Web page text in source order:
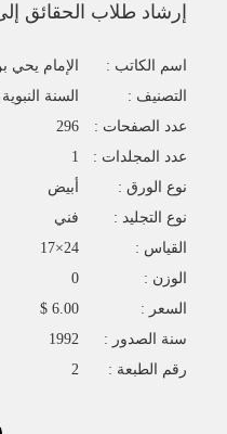
إرشاد طلاب الحقائق
اسم الكاتب :
الإمام
التصنيف :
السنة
عدد الصفحات :
296
عدد المجلدات :
1
نوع الورق :
أبيض
نوع التجليد :
فني
القياس :
24×17
الوزن :
0
السعر :
6.00 $
سنة الصدور :
1992
رقم الطبعة :
2